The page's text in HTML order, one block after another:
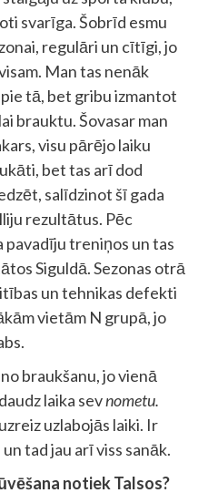
svarīga. Šobrīd esmu
regulāri un cītīgi, jo
Man tas nenāk
tā, bet gribu izmantot
brauktu. Šovasar man
visu pārējo laiku
bet tas arī dod
salīdzinot šī gada
rezultātus. Pēc
pavadīju treniņos un tas
Siguldā. Sezonas otrā
un tehnikas defekti
vietām N grupā, jo
braukšanu, jo vienā
laika sevnometu.
uzlabojās laiki. Ir
tad jau arī viss sanāk.
notiek Talsos?